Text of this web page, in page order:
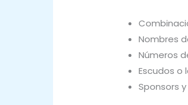
Nombres
Números
Escudos o
Sponsors